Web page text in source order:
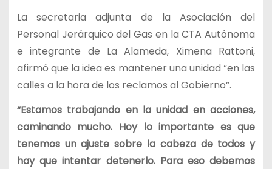
La secretaria adjunta de la Asociación del
Personal Jerárquico del Gas en la CTA Autónoma
e integrante de La Alameda, Ximena Rattoni,
afirmó que la idea es mantener una unidad “en las
calles a la hora de los reclamos al Gobierno”.
“Estamos trabajando en la unidad en acciones,
caminando mucho. Hoy lo importante es que
tenemos un ajuste sobre la cabeza de todos y
hay que intentar detenerlo. Para eso debemos